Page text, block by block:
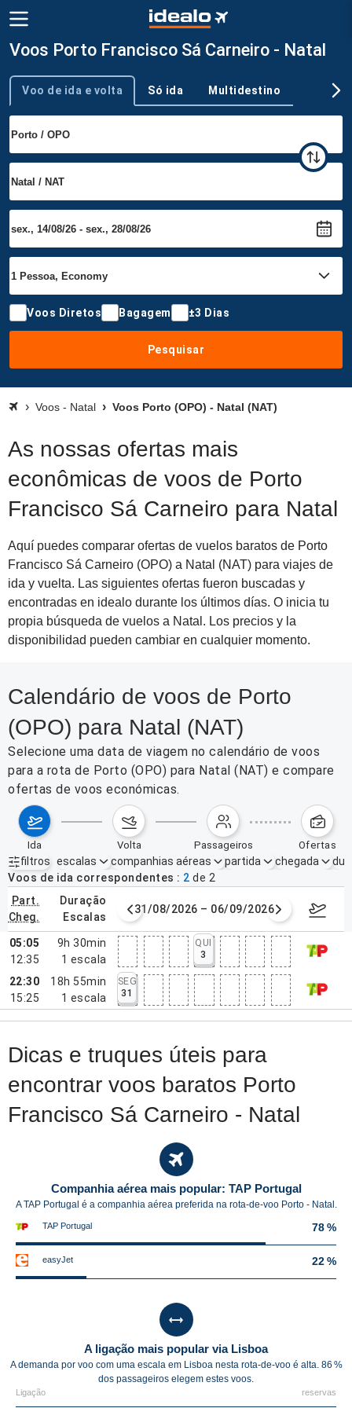
Voos Porto Francisco Sá Carneiro - Natal
Tipo de viagem
Voo de ida e volta Só ida Multidestino
Voos Diretos Bagagem ±3 Dias
Pesquisar
Voos - Natal Voos Porto (OPO) - Natal (NAT)
As nossas ofertas mais
econômicas de voos de Porto
Francisco Sá Carneiro para Natal
Aquí puedes comparar ofertas de vuelos baratos de Porto
Francisco Sá Carneiro (OPO) a Natal (NAT) para viajes de
ida y vuelta. Las siguientes ofertas fueron buscadas y
encontradas en idealo durante los últimos días. O inicia tu
propia búsqueda de vuelos a Natal. Los precios y la
disponibilidad pueden cambiar en cualquier momento.
Calendário de voos de Porto
(OPO) para Natal (NAT)
Selecione uma data de viagem no calendário de voos
para a rota de Porto (OPO) para Natal (NAT) e compare
ofertas de voos económicas.
ida volta passageiros ofertas
filtros
Filtros ativos nenhum
escalas companhias aéreas partida chegada
Voos de ida correspondentes
2 de 2
part.
cheg.
duração
escalas
agosto de 2026 31/08/2026 – 06/09/2026 7–13
05:05
12:35
9h 30min
1 escala
QUI
3
22:30
15:25
18h 55min
1 escala
SEG
31
Dicas e truques úteis para
encontrar voos baratos Porto
Francisco Sá Carneiro - Natal
Companhia aérea mais popular: TAP Portugal
A TAP Portugal é a companhia aérea preferida na rota-de-voo Porto - Natal.
TAP Portugal 78 %
easyJet 22 %
A ligação mais popular via Lisboa
A demanda por voo com uma escala em Lisboa nesta rota-de-voo é alta. 86 %
dos passageiros elegem estes voos.
Ligação reservas